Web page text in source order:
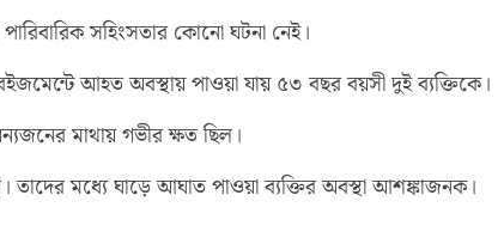
সহিংসতার কোনো ঘটনা নেই।
আহত অবস্থায় পাওয়া যায় ৫৩ বছর বয়সী দুই ব্যক্তিকে।
মাথায় গভীর ক্ষত ছিল।
মধ্যে ঘাড়ে আঘাত পাওয়া ব্যক্তির অবস্থা আশঙ্কাজনক।